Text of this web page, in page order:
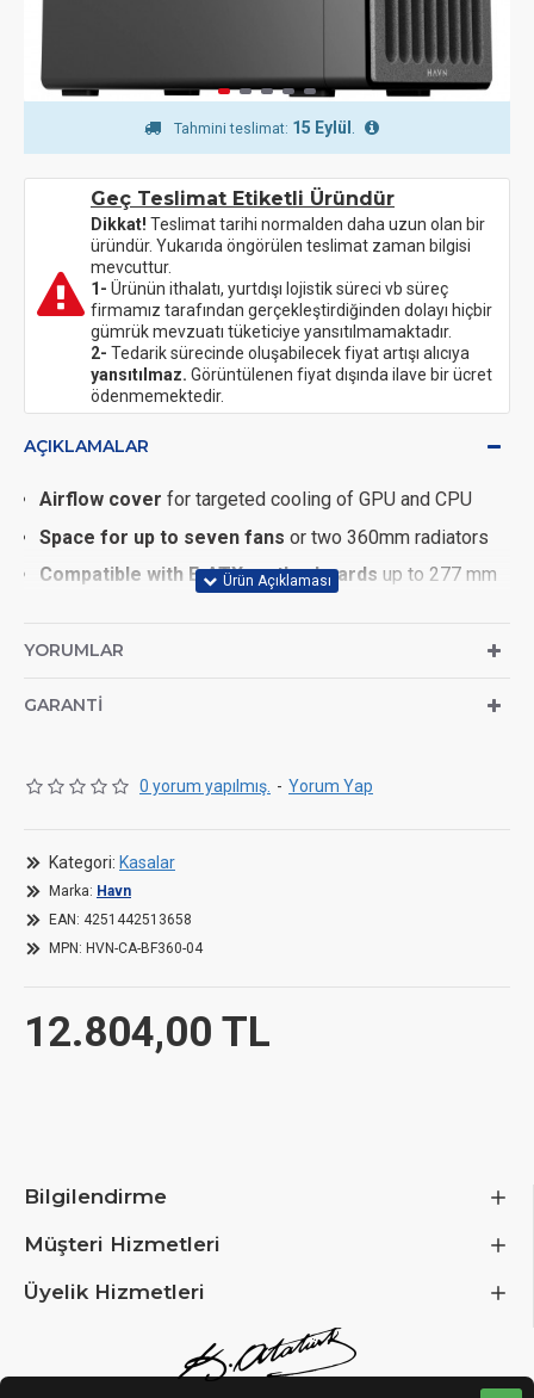
Tahmini teslimat: 15 Eylül
Geç Teslimat Etiketli Üründür
Dikkat! Teslimat tarihi normalden daha uzun olan bir
üründür. Yukarıda öngörülen teslimat zaman bilgisi
mevcuttur.
1- Ürünün ithalatı, yurtdışı lojistik süreci vb süreç
firmamız tarafından gerçekleştirdiğinden dolayı hiçbir
gümrük mevzuatı tüketiciye yansıtılmamaktadır.
2- Tedarik sürecinde oluşabilecek fiyat artışı alıcıya
yansıtılmaz. Görüntülenen fiyat dışında ilave bir ücret
ödenmemektedir.
AÇIKLAMALAR
Airflow cover for targeted cooling of GPU and CPU
Space for up to seven fans or two 360mm radiators
Compatible with E-ATX motherboards up to 277 mm
GPU bracket
Magnetic panels
& SimpliCable – quick maintenance &
Length / Depth
Width
Height
Case Type
YORUMLAR
GARANTI
0 yorum yapılmış. - Yorum Yap
12.804,00 TL
Kategori: Kasalar
Marka: Havn
EAN: 4251442513658
MPN: HVN-CA-BF360-04
Bilgilendirme
Müşteri Hizmetleri
Üyelik Hizmetleri